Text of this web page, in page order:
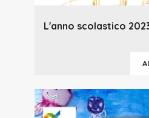
L'anno scolastico